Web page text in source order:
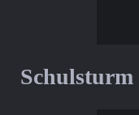
Schulsturm